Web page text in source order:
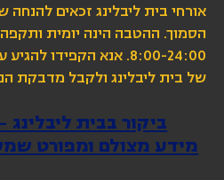
הסמוך. ההטבה הינה יומית
8:00-24:00. אנא הקפידו
של בית ליבלינג ולקבל מדבקת
ביקור בבית
מידע מצולם ומפורט